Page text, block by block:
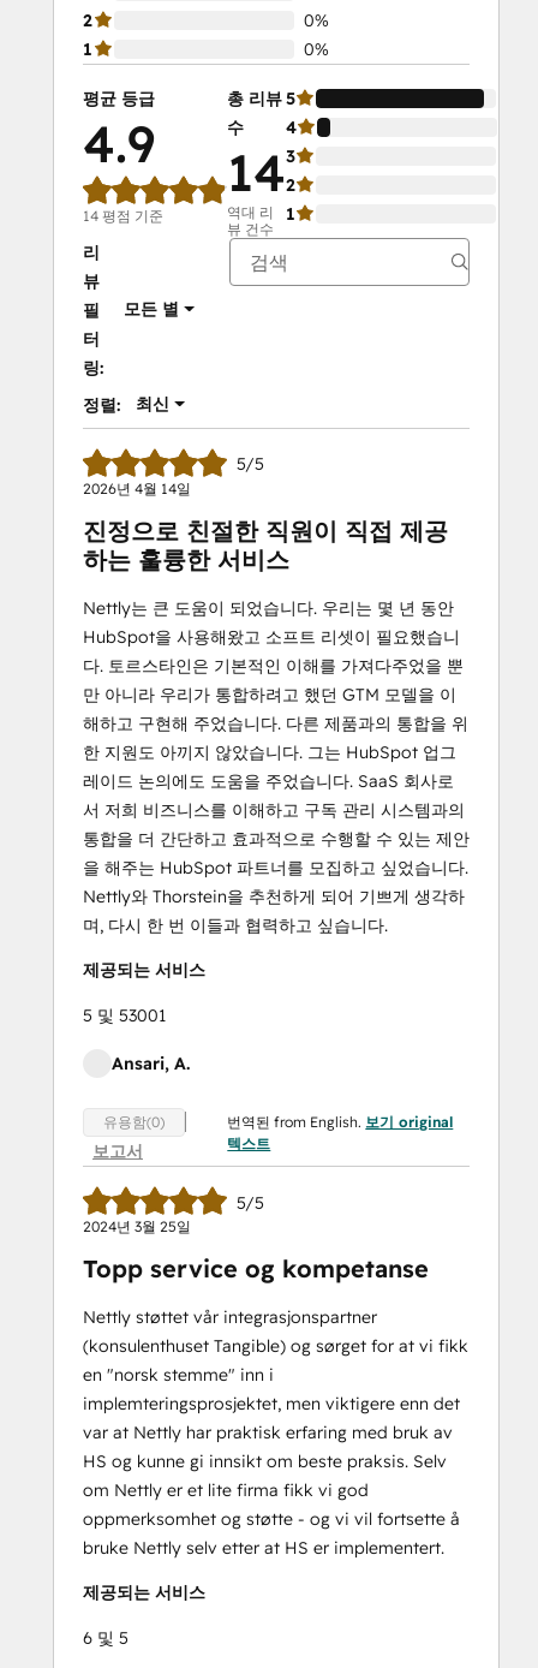
2
0%
1
0%
평균 등급
4.9
14 평점 기준
총 리뷰
수
14
역대 리
뷰 건수
5
4
3
2
1
리
뷰
필
터
링:
모든 별
정렬: 최신
5/5
2026년 4월 14일
진정으로 친절한 직원이 직접 제공
하는 훌륭한 서비스
Nettly는 큰 도움이 되었습니다. 우리는 몇 년 동안
HubSpot을 사용해왔고 소프트 리셋이 필요했습니
다. 토르스타인은 기본적인 이해를 가져다주었을 뿐
만 아니라 우리가 통합하려고 했던 GTM 모델을 이
해하고 구현해 주었습니다. 다른 제품과의 통합을 위
한 지원도 아끼지 않았습니다. 그는 HubSpot 업그
레이드 논의에도 도움을 주었습니다. SaaS 회사로
서 저희 비즈니스를 이해하고 구독 관리 시스템과의
통합을 더 간단하고 효과적으로 수행할 수 있는 제안
을 해주는 HubSpot 파트너를 모집하고 싶었습니다.
Nettly와 Thorstein을 추천하게 되어 기쁘게 생각하
며, 다시 한 번 이들과 협력하고 싶습니다.
제공되는 서비스
5 및 53001
Ansari, A.
유용함(0)
보고서
번역된 from English. 보기 original
텍스트
5/5
2024년 3월 25일
Topp service og kompetanse
Nettly støttet vår integrasjonspartner
(konsulenthuset Tangible) og sørget for at vi fikk
en "norsk stemme" inn i
implemteringsprosjektet, men viktigere enn det
var at Nettly har praktisk erfaring med bruk av
HS og kunne gi innsikt om beste praksis. Selv
om Nettly er et lite firma fikk vi god
oppmerksomhet og støtte - og vi vil fortsette å
bruke Nettly selv etter at HS er implementert.
제공되는 서비스
6 및 5